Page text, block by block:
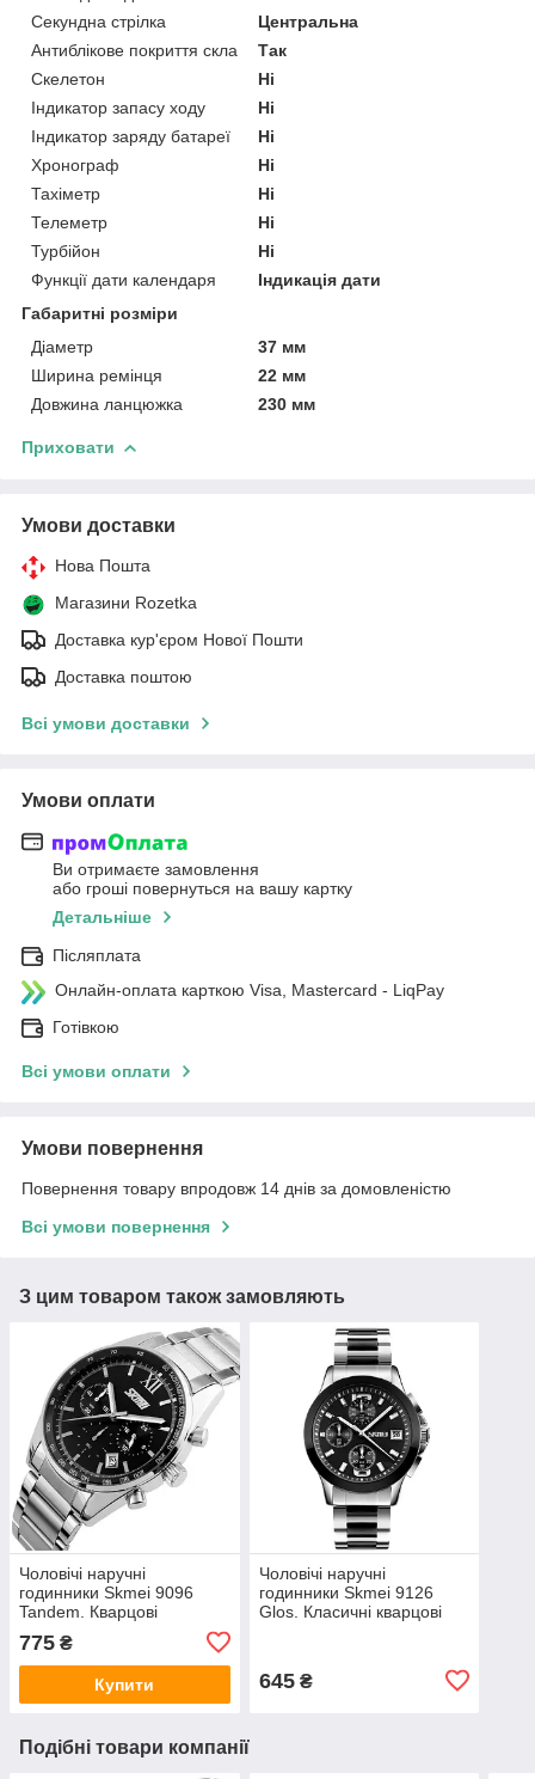
Секундна стрілка
Центральна
Антиблікове покриття скла
Так
Скелетон
Ні
Індикатор запасу ходу
Ні
Індикатор заряду батареї
Ні
Хронограф
Ні
Тахіметр
Ні
Телеметр
Ні
Турбійон
Ні
Функції дати календаря
Індикація дати
Габаритні розміри
Діаметр
37 мм
Ширина ремінця
22 мм
Довжина ланцюжка
230 мм
Приховати
Умови доставки
Нова Пошта
Магазини Rozetka
Доставка кур'єром Нової Пошти
Доставка поштою
Всі умови доставки
Умови оплати
Ви отримаєте замовлення
або гроші повернуться на вашу картку
Детальніше
Післяплата
Онлайн-оплата карткою Visa, Mastercard - LiqPay
Готівкою
Всі умови оплати
Умови повернення
Повернення товару впродовж 14 днів за домовленістю
Всі умови повернення
З цим товаром також замовляють
Чоловічі наручні
годинники Skmei 9096
Tandem. Кварцові
годинники з батарейкою
на сталевому браслеті,
хронограф
775 ₴
Купити
Чоловічі наручні
годинники Skmei 9126
Glos. Класичні кварцові
645₴
Подібні товари компанії